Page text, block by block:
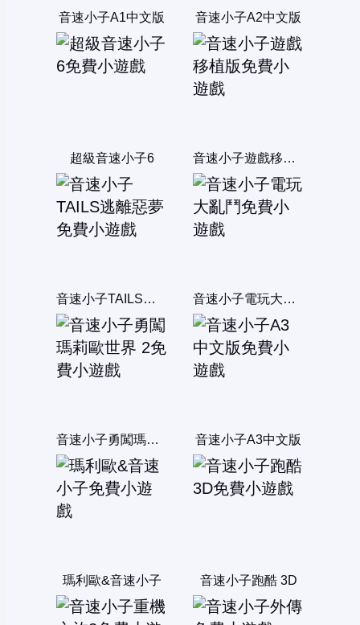
音速小子A1中文版 音速小子A2中文版
超級音速小子6 音速小子遊戲移植版
音速小子TAILS逃離惡夢 音速小子電玩大亂鬥
音速小子勇闖瑪莉歐世界 2 音速小子A3中文版
瑪利歐&音速小子 音速小子跑酷 3D